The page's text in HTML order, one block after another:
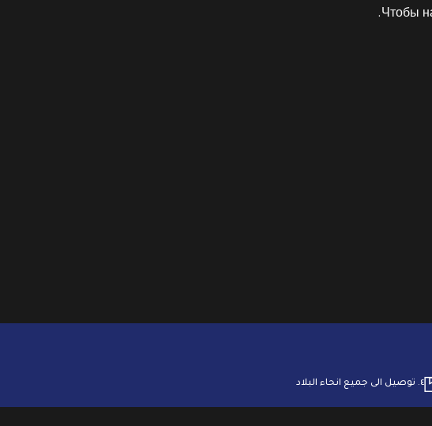
Чтобы
٤. ⁠توصيل الى جميع انحاء البلاد